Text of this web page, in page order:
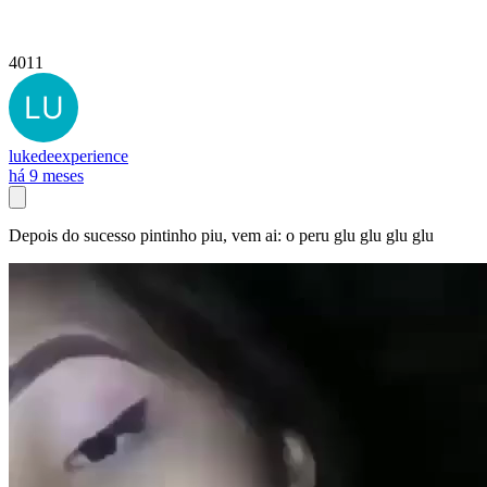
4011
lukedeexperience
há 9 meses
Depois do sucesso pintinho piu, vem ai: o peru glu glu glu glu